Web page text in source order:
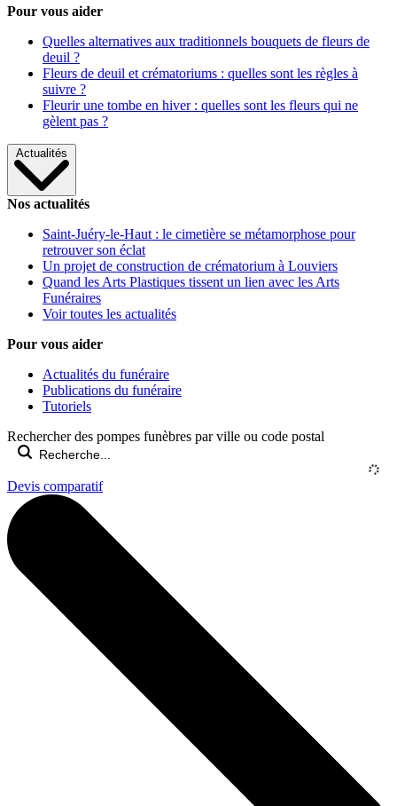
Pour vous aider
Quelles alternatives aux traditionnels bouquets de fleurs de
deuil ?
Fleurs de deuil et crématoriums : quelles sont les règles à
suivre ?
Fleurir une tombe en hiver : quelles sont les fleurs qui ne
gèlent pas ?
Actualités
Nos actualités
Saint-Juéry-le-Haut : le cimetière se métamorphose pour
retrouver son éclat
Un projet de construction de crématorium à Louviers
Quand les Arts Plastiques tissent un lien avec les Arts
Funéraires
Voir toutes les actualités
Pour vous aider
Actualités du funéraire
Publications du funéraire
Tutoriels
Rechercher des pompes funèbres par ville ou code postal
Devis comparatif